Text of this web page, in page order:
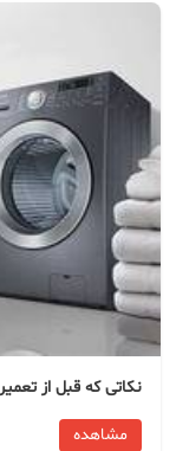
نکاتی که قبل از
مشاهده